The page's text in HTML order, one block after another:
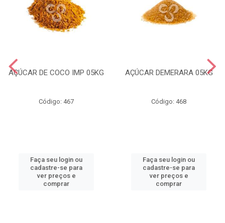
AÇÚCAR DE COCO IMP 05KG
Código: 467
Faça seu login ou
cadastre-se para
ver preços e
comprar
AÇÚCAR DEMERARA 05KG
Código: 468
Faça seu login ou
cadastre-se para
ver preços e
comprar